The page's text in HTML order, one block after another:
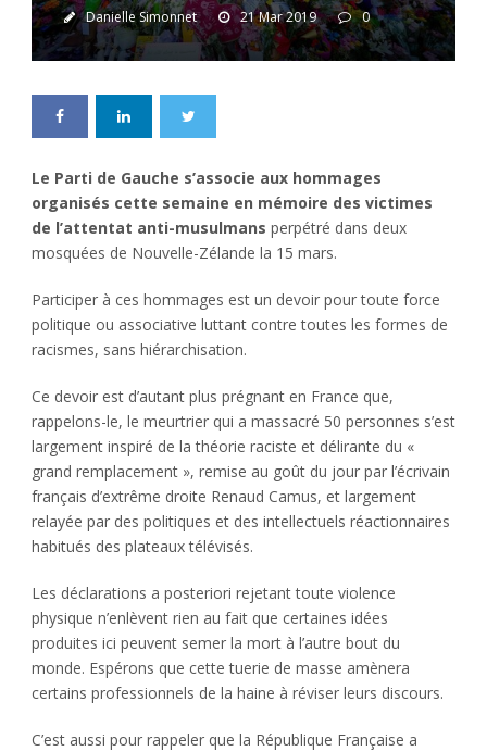
Danielle Simonnet 21 Mar 2019 0
Le Parti de Gauche s’associe aux hommages
organisés cette semaine en mémoire des victimes
de l’attentat anti-musulmans perpétré dans deux
mosquées de Nouvelle-Zélande la 15 mars.
Participer à ces hommages est un devoir pour toute force
politique ou associative luttant contre toutes les formes de
racismes, sans hiérarchisation.
Ce devoir est d’autant plus prégnant en France que,
rappelons-le, le meurtrier qui a massacré 50 personnes s’est
largement inspiré de la théorie raciste et délirante du «
grand remplacement », remise au goût du jour par l’écrivain
français d’extrême droite Renaud Camus, et largement
relayée par des politiques et des intellectuels réactionnaires
habitués des plateaux télévisés.
Les déclarations a posteriori rejetant toute violence
physique n’enlèvent rien au fait que certaines idées
produites ici peuvent semer la mort à l’autre bout du
monde. Espérons que cette tuerie de masse amènera
certains professionnels de la haine à réviser leurs discours.
C’est aussi pour rappeler que la République Française a